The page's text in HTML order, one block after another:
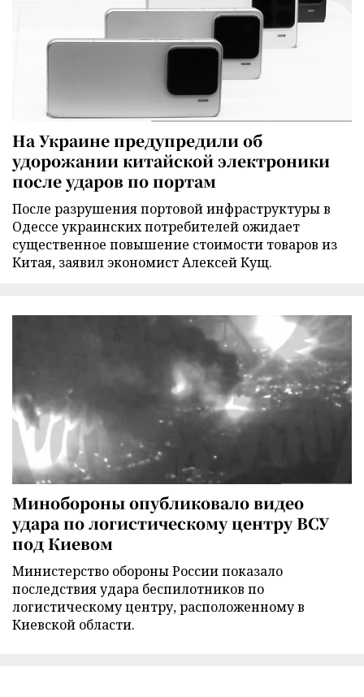
На Украине предупредили об
удорожании китайской электроники
после ударов по портам
После разрушения портовой инфраструктуры в
Одессе украинских потребителей ожидает
существенное повышение стоимости товаров из
Китая, заявил экономист Алексей Кущ.
Минобороны опубликовало видео
удара по логистическому центру ВСУ
под Киевом
Министерство обороны России показало
последствия удара беспилотников по
логистическому центру, расположенному в
Киевской области.